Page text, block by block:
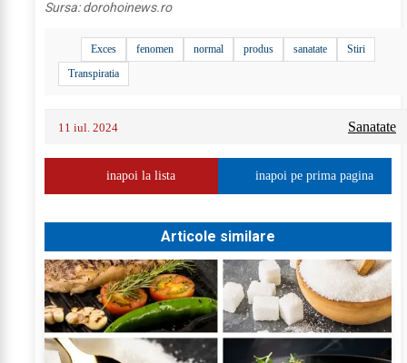
Sursa:dorohoinews.ro
Exces fenomen normal produs sanatate
Stiri
Transpiratia
11 iul. 2024 Sanatate
inapoi la lista inapoi pe prima pagina
Articole similare